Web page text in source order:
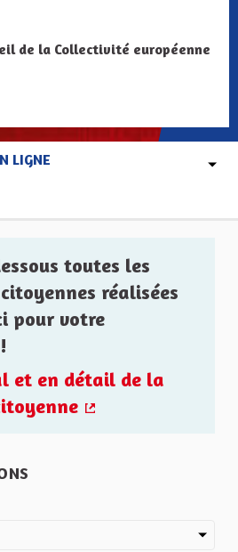
de la Collectivité européenne
LIGNE
toutes les
réalisées
pour votre
et en détail de la